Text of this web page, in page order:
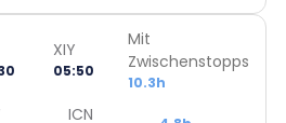
XIY
05:50
Mit
Zwischenstopps
10.3h
ICN